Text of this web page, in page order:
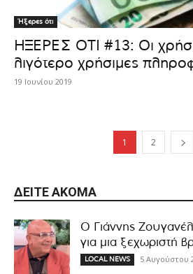
Ήξερες ότι
ΗΞΕΡΕΣ ΟΤΙ #13: Οι
λιγότερο χρήσιμες
19 Ιουνίου 2019
1 2
ΔΕΊΤΕ ΑΚΌΜΑ
Ο Γιάννης
για μια ξεχωριστή
LOCAL NEWS 5 Αυγούστου